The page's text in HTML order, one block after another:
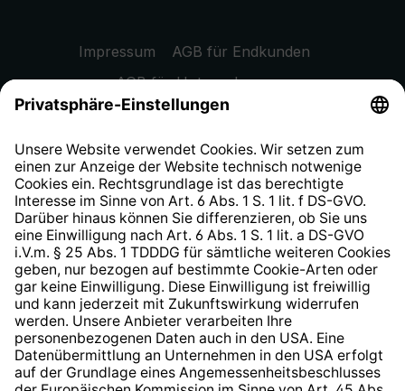
Impressum
AGB für Endkunden
AGB für Unternehmen
Datenschutzhinweis
Widerrufsrecht
Hinweisgeberschutzsystem
Barrierefreiheit